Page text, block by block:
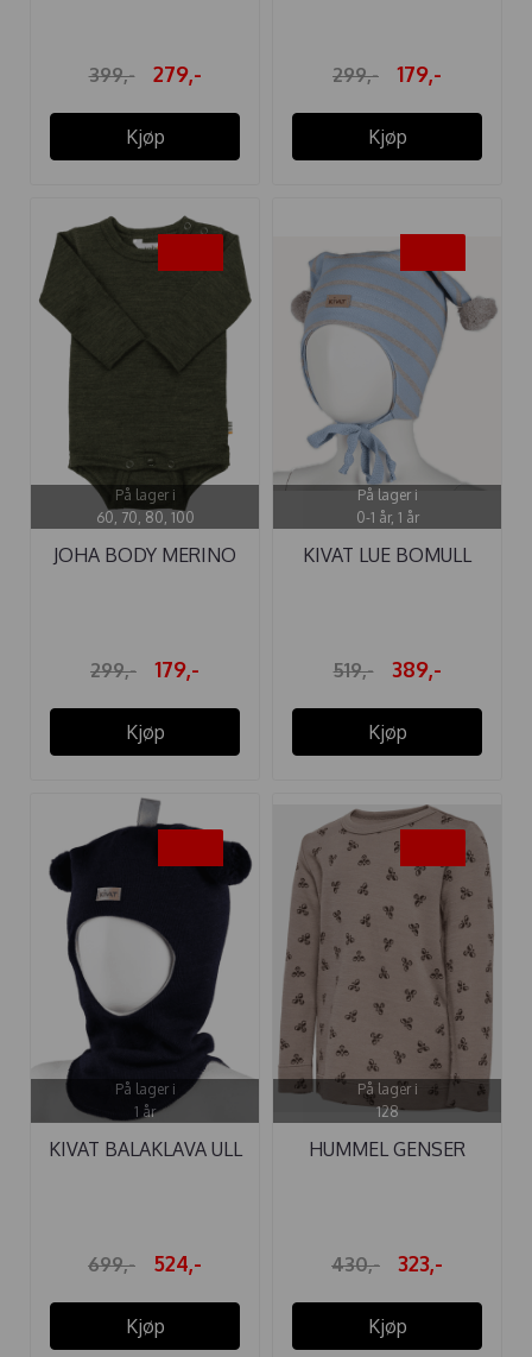
399,- 279,-
Kjøp
299,- 179,-
Kjøp
På lager i
60, 70, 80, 100
JOHA BODY MERINO
299,- 179,-
Kjøp
På lager i
0-1 år, 1 år
KIVAT LUE BOMULL
519,- 389,-
Kjøp
På lager i
1 år
KIVAT BALAKLAVA ULL
699,- 524,-
Kjøp
På lager i
128
HUMMEL GENSER
430,- 323,-
Kjøp